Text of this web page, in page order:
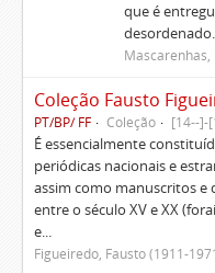
que é
Mascarenhas,
Coleção Fausto
PT/BP/ FF Coleção [14--]-
É essencialmente
periódicas nacionais e
assim como manuscritos
entre o século XV e XX
e...
Figueiredo, Fausto (1911-